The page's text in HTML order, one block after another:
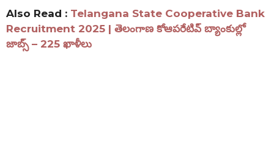
Also Read : Telangana State Cooperative Bank
Recruitment 2025 | తెలంగాణ కోఆపరేటివ్ బ్యాంకుల్లో
జాబ్స్ – 225 ఖాళీలు